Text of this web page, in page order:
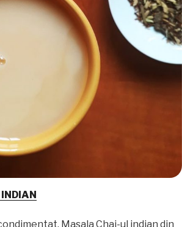
Masala Chai-ul indian din